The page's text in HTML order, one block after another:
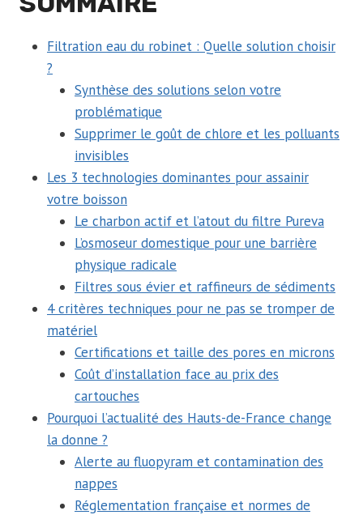
Filtration eau du robinet : Quelle solution choisir
?
Synthèse des solutions selon votre
problématique
Supprimer le goût de chlore et les polluants
invisibles
Les 3 technologies dominantes pour assainir
votre boisson
Le charbon actif et l’atout du filtre Pureva
L’osmoseur domestique pour une barrière
physique radicale
Filtres sous évier et raffineurs de sédiments
4 critères techniques pour ne pas se tromper de
matériel
Certifications et taille des pores en microns
Coût d’installation face au prix des
cartouches
Pourquoi l’actualité des Hauts-de-France change
la donne ?
Alerte au fluopyram et contamination des
nappes
Réglementation française et normes de